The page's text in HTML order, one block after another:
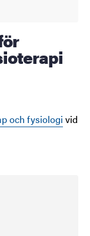
och fysiologi vid